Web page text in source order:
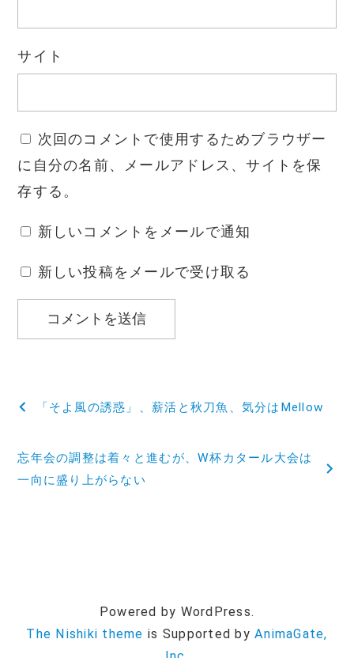
サイト
次回のコメントで使用するためブラウザー
に自分の名前、メールアドレス、サイトを保
存する。
新しいコメントをメールで通知
新しい投稿をメールで受け取る
投
ナ
ョ
「そよ風の誘惑」、薪活と秋刀魚、気分はMellow
忘年会の調整は着々と進むが、W杯カタール大会は
一向に盛り上がらない
Powered by WordPress.
The Nishiki theme is Supported byAnimaGate,